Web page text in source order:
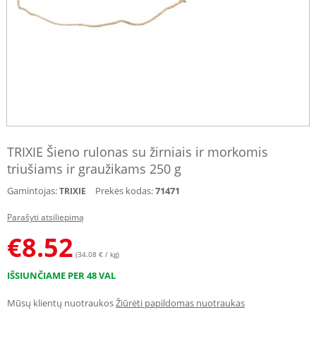
TRIXIE Šieno rulonas su žirniais ir morkomis
triušiams ir graužikams 250 g
Gamintojas:TRIXIE Prekės kodas:71471
Parašyti atsiliepimą
€8.52 (34.08 € / kg)
IŠSIUNČIAME PER 48 VAL
Mūsų klientų nuotraukosŽiūrėti papildomas nuotraukas